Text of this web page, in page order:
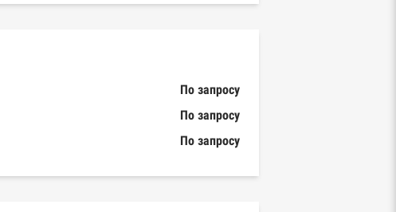
По запросу
По запросу
По запросу